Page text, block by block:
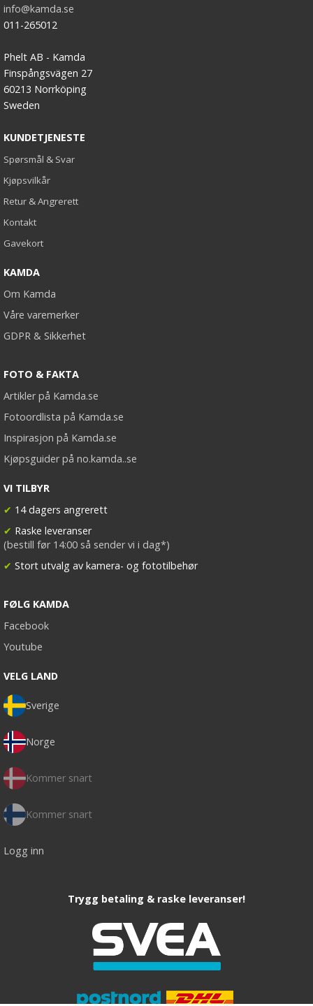
info@kamda.se
011-265012
Phelt AB - Kamda
Finspångsvägen 27
60213 Norrköping
Sweden
KUNDETJENESTE
Spørsmål & Svar
Kjøpsvilkår
Retur & Angrerett
Kontakt
Gavekort
KAMDA
Om Kamda
Våre varemerker
GDPR & Sikkerhet
FOTO & FAKTA
Artikler på Kamda.se
Fotoordlista på Kamda.se
Inspirasjon på Kamda.se
Kjøpsguider på no.kamda..se
VI TILBYR
✔ 14 dagers angrerett
✔ Raske leveranser
(bestill før 14:00 så sender vi i dag*)
✔ Stort utvalg av kamera- og fototilbehør
FØLG KAMDA
Facebook
Youtube
VELG LAND
Sverige
Norge
Kommer snart
Kommer snart
Logg inn
Trygg betaling & raske leveranser!